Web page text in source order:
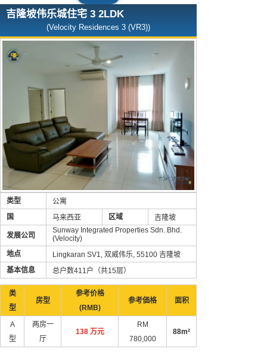
吉隆坡伟乐城住宅 3 2LDK
(Velocity Residences 3 (VR3))
类型
公寓
国
马来西亚 区域 吉隆坡
发展公司
Sunway Integrated Properties Sdn. Bhd.
(Velocity)
地点
Lingkaran SV1, 双威伟乐, 55100 吉隆坡
基本信息
总户数411户（共15层）
类
型
房型
参考价格
(RMB)
参考価格 面积
A
型
两房一
厅
138 万元
RM
780,000
88m²